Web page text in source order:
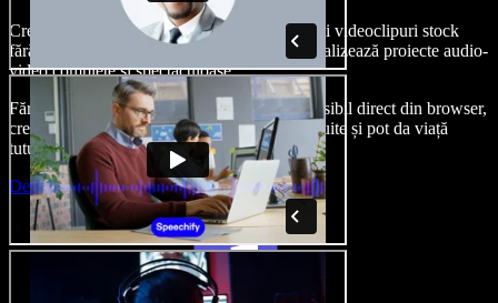
Creează voci din off, adaugă imagini, audio și videoclipuri stock
fără drepturi de autor, clonează-ți vocea și finalizează proiecte audio-
video complete și spectaculoase.
Fără curba clasică de învățare și cu totul accesibil direct din browser,
creatorii de conținut pot depăși limitele obișnuite și pot da viață
tuturor ideilor lor creative.
Deschide Studio